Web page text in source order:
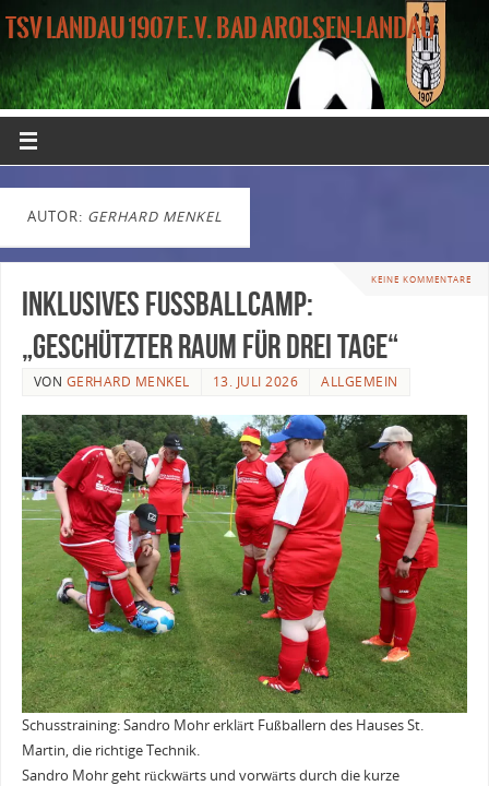
TSV LANDAU 1907 E.V. BAD AROLSEN-LANDAU
AUTOR: GERHARD MENKEL
KEINE KOMMENTARE
Inklusives Fußballcamp:
„Geschützter Raum für drei Tage“
VON GERHARD MENKEL 13. JULI 2026 ALLGEMEIN
Schusstraining: Sandro Mohr erklärt Fußballern des Hauses St.
Martin, die richtige Technik.
Sandro Mohr geht rückwärts und vorwärts durch die kurze